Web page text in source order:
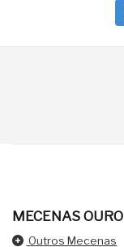
MECENAS OURO
Outros Mecenas